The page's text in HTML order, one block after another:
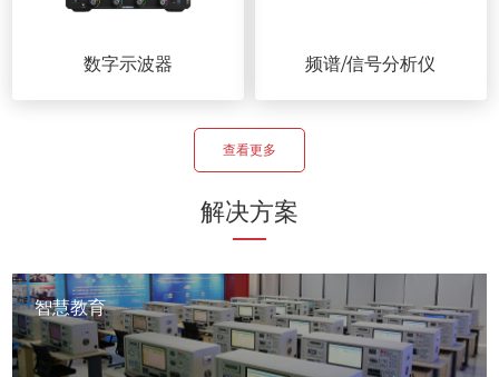
数字示波器 频谱/信号分析仪
查看更多
解决方案
智慧教育